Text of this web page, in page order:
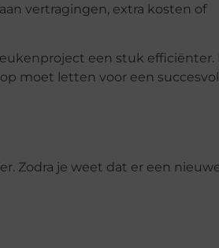
vertragingen, extra kosten of
een stuk efficiënter.
moet letten voor een succesvol
Zodra je weet dat er een